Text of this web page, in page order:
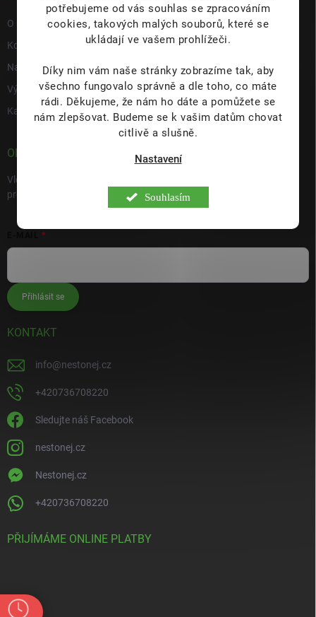
potřebujeme od vás souhlas se zpracováním
cookies, takových malých souborů, které se
ukládají ve vašem prohlížeči.
Díky nim vám naše stránky zobrazíme tak, aby
všechno fungovalo správně a dle toho, co máte
rádi. Děkujeme, že nám ho dáte a pomůžete se
nám zlepšovat. Budeme se k vašim datům chovat
citlivě a slušně.
Nastavení
Souhlasím
O nás
Kontakty
Napište nám
Výdejní místo s prodejnou Hulín
Kariéra
ODEBÍRAT NEWSLETTER
Vložte svůj e-mail a my vám budeme zasílat informace o nových
produktech na našem e-shopu.
Přihlásit se
KONTAKT
info@nestonej.cz
+420736708220
Sledujte náš Facebook
nestonej.cz
Nestonej.cz
+420736708220
PŘIJÍMÁME ONLINE PLATBY